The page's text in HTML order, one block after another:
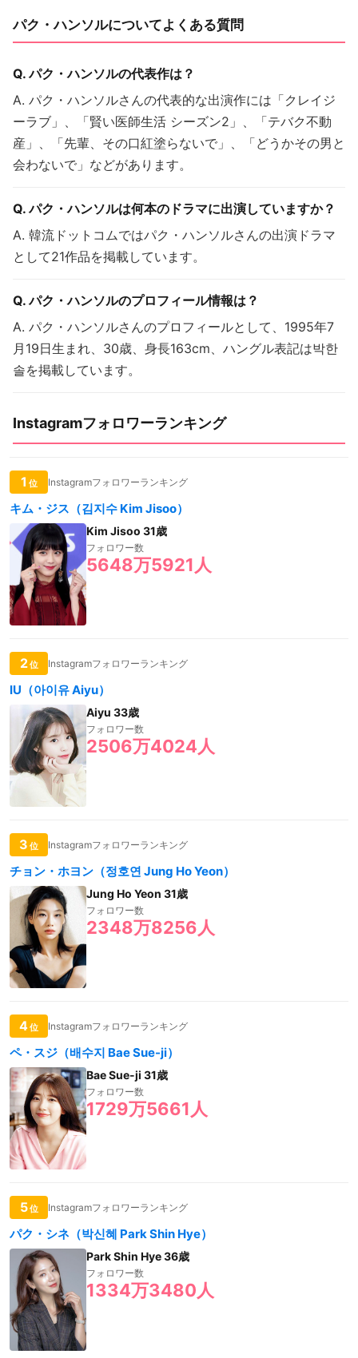
パク・ハンソルについてよくある質問
Q. パク・ハンソルの代表作は？
A. パク・ハンソルさんの代表的な出演作には「クレイジ
ーラブ」、「賢い医師生活 シーズン2」、「テバク不動
産」、「先輩、その口紅塗らないで」、「どうかその男と
会わないで」などがあります。
Q. パク・ハンソルは何本のドラマに出演していますか？
A. 韓流ドットコムではパク・ハンソルさんの出演ドラマ
として21作品を掲載しています。
Q. パク・ハンソルのプロフィール情報は？
A. パク・ハンソルさんのプロフィールとして、1995年7
月19日生まれ、30歳、身長163cm、ハングル表記は박한
솔を掲載しています。
Instagramフォロワーランキング
1 位 Instagramフォロワーランキング
キム・ジス（김지수 Kim Jisoo）
Kim Jisoo 31歳
フォロワー数
5648万5921人
2位 Instagramフォロワーランキング
IU（아이유 Aiyu）
Aiyu 33歳
フォロワー数
2506万4024人
3 位 Instagramフォロワーランキング
チョン・ホヨン（정호연 Jung Ho Yeon）
Jung Ho Yeon 31歳
フォロワー数
2348万8256人
4位 Instagramフォロワーランキング
ペ・スジ（배수지 Bae Sue-ji）
Bae Sue-ji 31歳
フォロワー数
1729万5661人
5位 Instagramフォロワーランキング
パク・シネ（박신혜 Park Shin Hye）
Park Shin Hye 36歳
フォロワー数
1334万3480人